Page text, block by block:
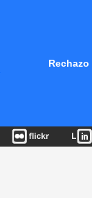
Rechazo